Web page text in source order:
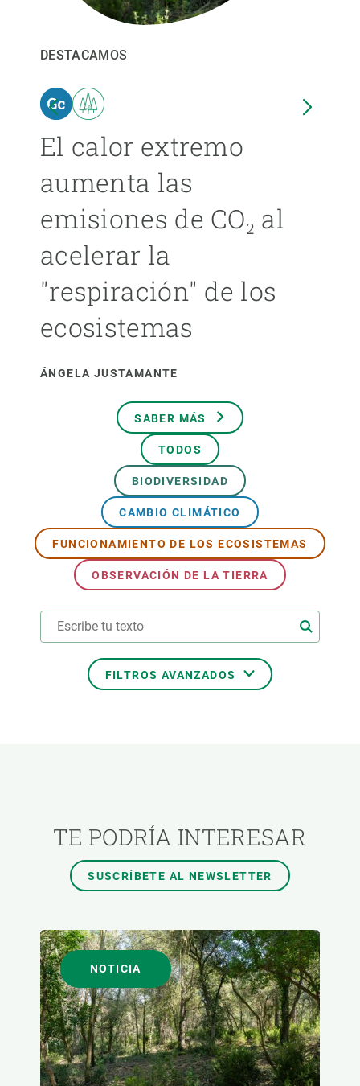
DESTACAMOS
El calor extremo
aumenta las
emisiones de CO₂ al
acelerar la
"respiración" de los
ecosistemas
ÁNGELA JUSTAMANTE
SABER MÁS
TODOS
BIODIVERSIDAD
CAMBIO CLIMÁTICO
FUNCIONAMIENTO DE LOS ECOSISTEMAS
OBSERVACIÓN DE LA TIERRA
FILTROS AVANZADOS
FORMATO
TE PODRÍA INTERESAR
SUSCRÍBETE AL NEWSLETTER
NOTICIA